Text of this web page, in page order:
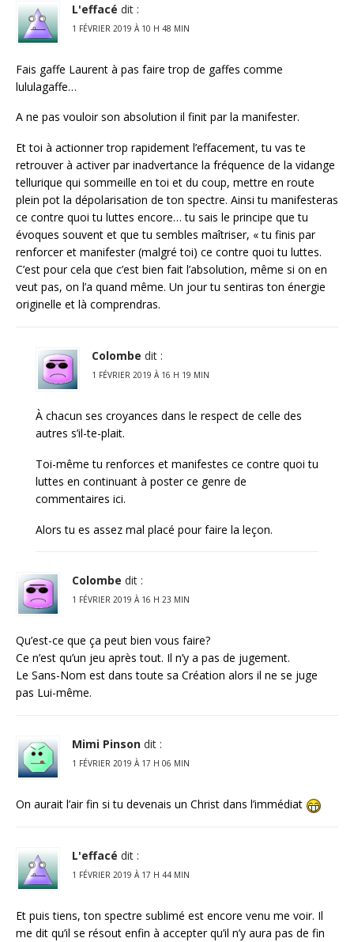
L'effacé dit :
1 FÉVRIER 2019 À 10 H 48 MIN
Fais gaffe Laurent à pas faire trop de gaffes comme
lululagaffe…
A ne pas vouloir son absolution il finit par la manifester.
Et toi à actionner trop rapidement l’effacement, tu vas te
retrouver à activer par inadvertance la fréquence de la vidange
tellurique qui sommeille en toi et du coup, mettre en route
plein pot la dépolarisation de ton spectre. Ainsi tu manifesteras
ce contre quoi tu luttes encore… tu sais le principe que tu
évoques souvent et que tu sembles maîtriser, « tu finis par
renforcer et manifester (malgré toi) ce contre quoi tu luttes.
C’est pour cela que c’est bien fait l’absolution, même si on en
veut pas, on l’a quand même. Un jour tu sentiras ton énergie
originelle et là comprendras.
Colombe dit :
1 FÉVRIER 2019 À 16 H 19 MIN
À chacun ses croyances dans le respect de celle des
autres s’il-te-plait.
Toi-même tu renforces et manifestes ce contre quoi tu
luttes en continuant à poster ce genre de
commentaires ici.
Alors tu es assez mal placé pour faire la leçon.
Colombe dit :
1 FÉVRIER 2019 À 16 H 23 MIN
Qu’est-ce que ça peut bien vous faire?
Ce n’est qu’un jeu après tout. Il n’y a pas de jugement.
Le Sans-Nom est dans toute sa Création alors il ne se juge
pas Lui-même.
Mimi Pinson dit :
1 FÉVRIER 2019 À 17 H 06 MIN
On aurait l’air fin si tu devenais un Christ dans l’immédiat
L'effacé dit :
1 FÉVRIER 2019 À 17 H 44 MIN
Et puis tiens, ton spectre sublimé est encore venu me voir. Il
me dit qu’il se résout enfin à accepter qu’il n’y aura pas de fin